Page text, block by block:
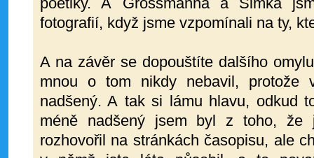
fotografií, když jsme vzpomínali na ty,
A na závěr se dopouštíte dalšího
mnou o tom nikdy nebavil, protože
nadšený. A tak si lámu hlavu, odkud
méně nadšený jsem byl z toho, že
rozhovořil na stránkách časopisu, ale